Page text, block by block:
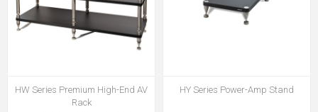
HY Series Power-Amp Stand
HW Series Premium High-End AV
Rack